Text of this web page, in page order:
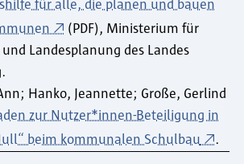
für alle, die planen und bauen
(PDF), Ministerium für
Landesplanung des Landes
Hanko, Jeannette; Große, Gerlind
zur Nutzer*innen-Beteiligung in
beim kommunalen Schulbau
.